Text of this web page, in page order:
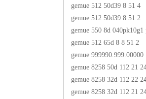
gemue 512 50d39 8 51 4
gemue 512 50d39 8 51 2
gemue 550 8d 040pk10g1
gemue 512 65d 8 8 51 2
gemue 999990.999.00000
gemue 8258 50d 112 21
gemue 8258 32d 112 22
gemue 8258 32d 112 21